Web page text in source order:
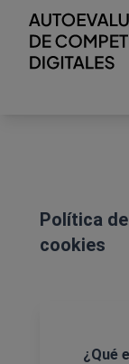
Política de
cookies
¿Qué